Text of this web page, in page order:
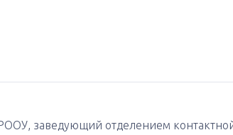
заведующий отделением